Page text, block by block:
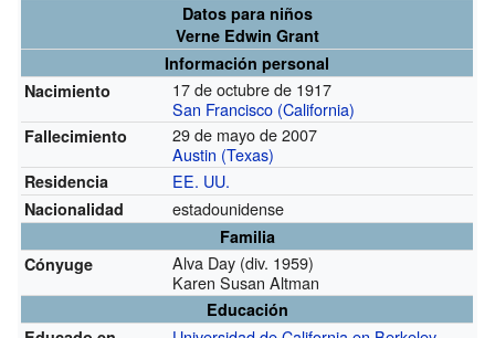
Datos para niños
Verne Edwin Grant
Información personal
Nacimiento
17 de octubre de 1917
San Francisco (California)
Fallecimiento
29 de mayo de 2007
Austin (Texas)
Residencia EE. UU.
Nacionalidad estadounidense
Familia
Cónyuge
Alva Day (div. 1959)
Karen Susan Altman
Educación